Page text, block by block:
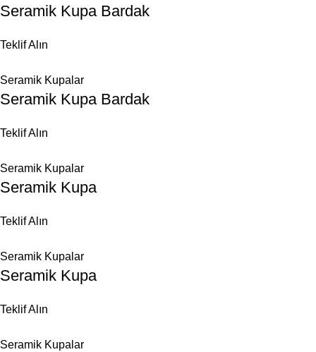
Seramik Kupa Bardak
Teklif Alın
Seramik Kupalar
Seramik Kupa Bardak
Teklif Alın
Seramik Kupalar
Seramik Kupa
Teklif Alın
Seramik Kupalar
Seramik Kupa
Teklif Alın
Seramik Kupalar